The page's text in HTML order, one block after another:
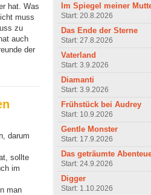
hat. Was
muss
zu
auch
der
darum
sollte
im
man
Im Spiegel meiner
Start: 20.8.2026
Das Ende der Sterne
Start: 27.8.2026
Vaterland
Start: 3.9.2026
Diamanti
Start: 3.9.2026
Frühstück bei Audrey
Start: 10.9.2026
Gentle Monster
Start: 17.9.2026
Das geträumte
Start: 24.9.2026
Digger
Start: 1.10.2026